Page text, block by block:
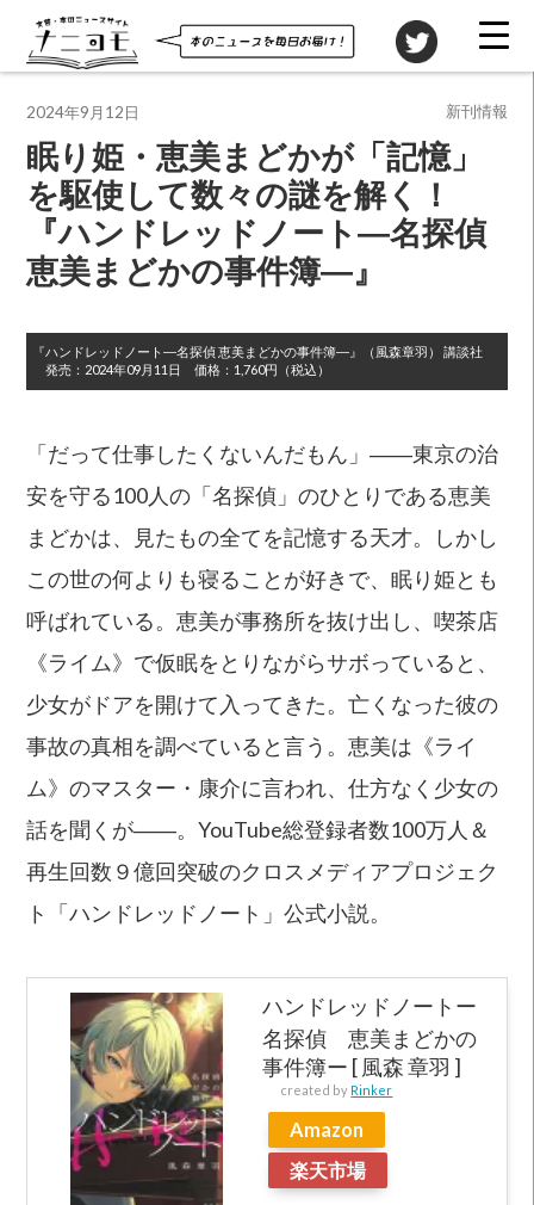
眠り姫・恵美まどかが「記憶」
を駆使して数々の謎を解く！
『ハンドレッドノート―名探偵
恵美まどかの事件簿―』
『ハンドレッドノート―名探偵 恵美まどかの事件簿―』 （風森章羽）
講談社
発売： 2024年09月11日 価格： 1,760円（税込）
「だって仕事したくないんだもん」――東京の治
安を守る100人の「名探偵」のひとりである恵美
まどかは、見たもの全てを記憶する天才。しかし
この世の何よりも寝ることが好きで、眠り姫とも
呼ばれている。恵美が事務所を抜け出し、喫茶店
《ライム》で仮眠をとりながらサボっていると、
少女がドアを開けて入ってきた。亡くなった彼の
事故の真相を調べていると言う。恵美は《ライ
ム》のマスター・康介に言われ、仕方なく少女の
話を聞くが――。YouTube総登録者数100万人＆
再生回数９億回突破のクロスメディアプロジェク
ト「ハンドレッドノート」公式小説。
ハンドレッドノートー
名探偵 恵美まどかの
事件簿ー [ 風森 章羽 ]
created by Rinker
Amazon
楽天市場
2024年9月12日 新刊情報